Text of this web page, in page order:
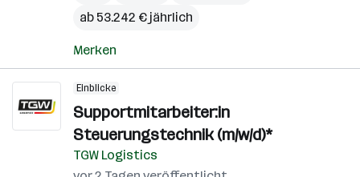
ab 53.242 € jährlich
Merken
Einblicke
Supportmitarbeiter:in
Steuerungstechnik (m/w/d)*
TGW Logistics